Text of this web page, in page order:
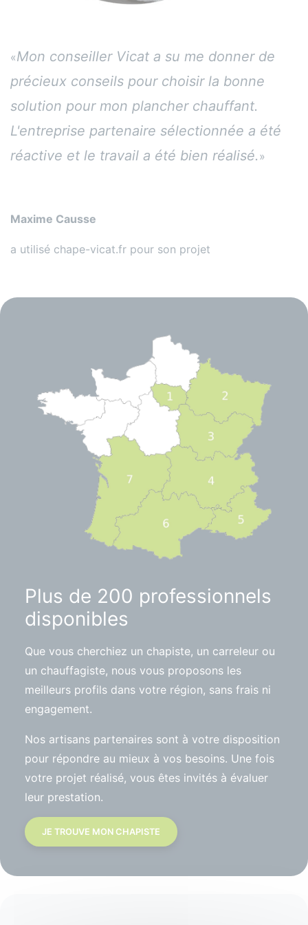
«Mon conseiller Vicat a su me donner de
précieux conseils pour choisir la bonne
solution pour mon plancher chauffant.
L'entreprise partenaire sélectionnée a été
réactive et le travail a été bien réalisé. »
Maxime Causse
a utilisé chape-vicat.fr pour son projet
Plus de 200 professionnels
disponibles
Que vous cherchiez un chapiste, un carreleur ou
un chauffagiste, nous vous proposons les
meilleurs profils dans votre région, sans frais ni
engagement.
Nos artisans partenaires sont à votre disposition
pour répondre au mieux à vos besoins. Une fois
votre projet réalisé, vous êtes invités à évaluer
leur prestation.
JE TROUVE MON CHAPISTE